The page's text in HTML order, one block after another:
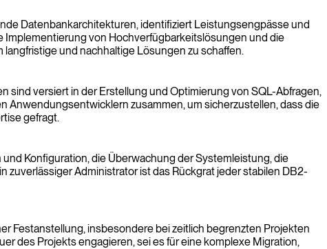
Datenbankarchitekturen, identifiziert Leistungsengpässe und
von Hochverfügbarkeitslösungen und die
und nachhaltige Lösungen zu schaffen.
sind versiert in der Erstellung und Optimierung von SQL-Abfragen,
Anwendungsentwicklern zusammen, um sicherzustellen, dass die
gefragt.
Konfiguration, die Überwachung der Systemleistung, die
Administrator ist das Rückgrat jeder stabilen DB2-
Festanstellung, insbesondere bei zeitlich begrenzten Projekten
des Projekts engagieren, sei es für eine komplexe Migration,